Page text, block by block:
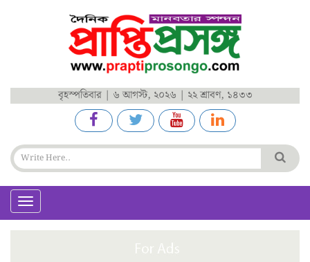
বৃহস্পতিবার | ৬ আগস্ট, ২০২৬ | ২২ শ্রাবণ, ১৪৩৩
Toggle
navigation